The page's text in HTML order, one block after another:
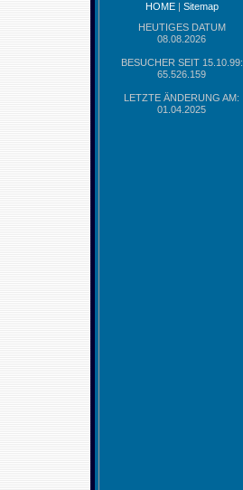
HOME| Sitemap
HEUTIGES DATUM
08.08.2026
BESUCHER SEIT 15.10.99:
65.526.159
LETZTE ÄNDERUNG AM:
01.04.2025